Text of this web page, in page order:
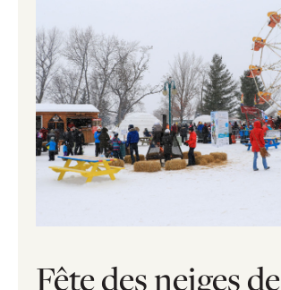
Fête des neiges de